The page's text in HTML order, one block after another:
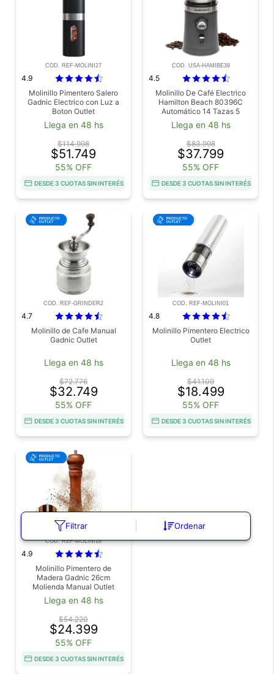
Filtrar Ordenar
COD. REF-MOLINI27
4.9
Molinillo Pimentero Salero
Gadnic Electrico con Luz a
Boton Outlet
Llega en 48 hs
$114.998
$51.749
55% OFF
DESDE 3 CUOTAS SIN INTERÉS
COD. USA-HAMIBE39
4.5
Molinillo De Café Electrico
Hamilton Beach 80396C
Automático 14 Tazas 5
Niveles Usado
Llega en 48 hs
$83.998
$37.799
55% OFF
DESDE 3 CUOTAS SIN INTERÉS
COD. REF-GRINDER2
4.7
Molinillo de Cafe Manual
Gadnic Outlet
Llega en 48 hs
$72.776
$32.749
55% OFF
DESDE 3 CUOTAS SIN INTERÉS
COD. REF-MOLINI01
4.8
Molinillo Pimentero Electrico
Outlet
Llega en 48 hs
$41.109
$18.499
55% OFF
DESDE 3 CUOTAS SIN INTERÉS
COD. REF-MOLINI18
4.9
Molinillo Pimentero de
Madera Gadnic 26cm
Molienda Manual Outlet
Llega en 48 hs
$54.220
$24.399
55% OFF
DESDE 3 CUOTAS SIN INTERÉS